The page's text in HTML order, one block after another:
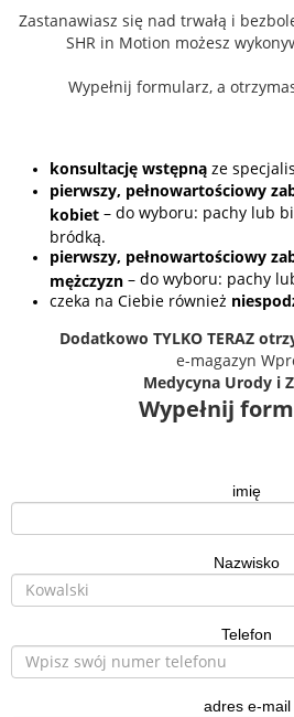
Zastanawiasz się nad trwałą i
SHR in Motion możesz
Wypełnij formularz, a
konsultację wstępną ze
pierwszy, pełnowartościowy
kobiet – do wyboru: pachy lub
bródką.
pierwszy, pełnowartościowy
mężczyzn – do wyboru: pachy
czeka na Ciebie również
Dodatkowo TYLKO TERAZ
e-magazyn
Medycyna Urody i
Wypełnij
imię
Nazwisko
Telefon
adres e-mail